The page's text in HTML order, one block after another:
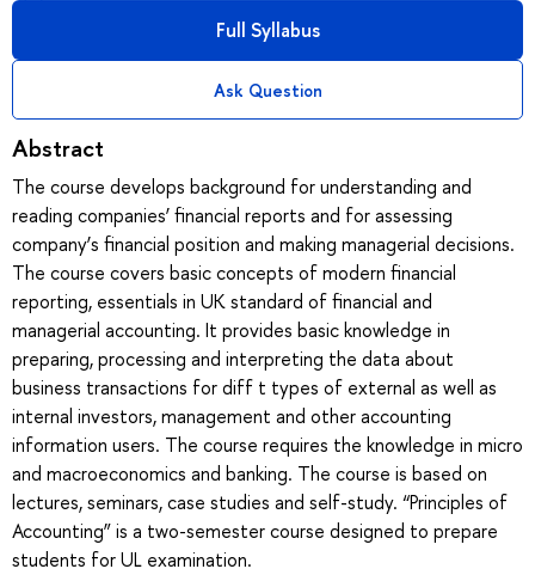
Full Syllabus
Ask Question
Abstract
The course develops background for understanding and
reading companies’ financial reports and for assessing
company’s financial position and making managerial decisions.
The course covers basic concepts of modern financial
reporting, essentials in UK standard of financial and
managerial accounting. It provides basic knowledge in
preparing, processing and interpreting the data about
business transactions for diff t types of external as well as
internal investors, management and other accounting
information users. The course requires the knowledge in micro
and macroeconomics and banking. The course is based on
lectures, seminars, case studies and self-study. “Principles of
Accounting” is a two-semester course designed to prepare
students for UL examination.